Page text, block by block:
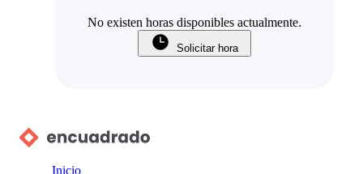
No existen horas disponibles actualmente.
Solicitar hora
Inicio